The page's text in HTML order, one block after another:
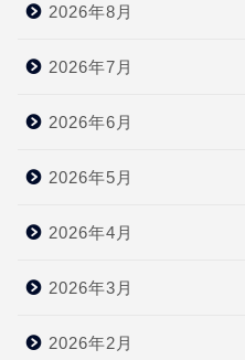
2026年8月
2026年7月
2026年6月
2026年5月
2026年4月
2026年3月
2026年2月